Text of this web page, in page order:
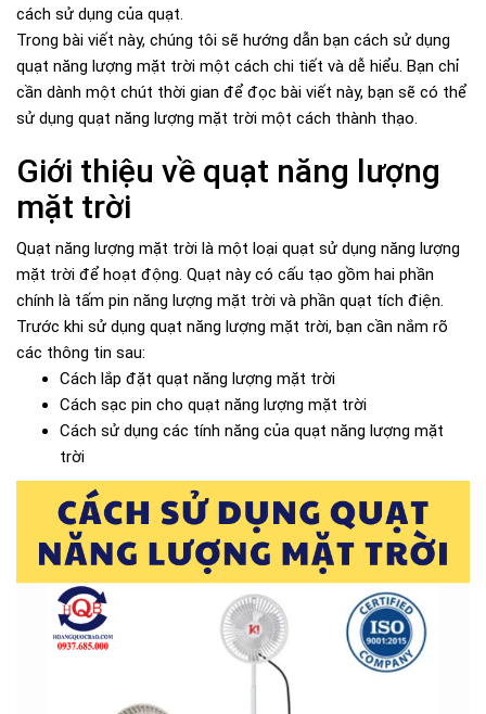
cách sử dụng của quạt.
Trong bài viết này, chúng tôi sẽ hướng dẫn bạn cách sử dụng
quạt năng lượng mặt trời một cách chi tiết và dễ hiểu. Bạn chỉ
cần dành một chút thời gian để đọc bài viết này, bạn sẽ có thể
sử dụng quạt năng lượng mặt trời một cách thành thạo.
Giới thiệu về quạt năng lượng
mặt trời
Quạt năng lượng mặt trời là một loại quạt sử dụng năng lượng
mặt trời để hoạt động. Quạt này có cấu tạo gồm hai phần
chính là tấm pin năng lượng mặt trời và phần quạt tích điện.
Trước khi sử dụng quạt năng lượng mặt trời, bạn cần nắm rõ
các thông tin sau:
Cách lắp đặt quạt năng lượng mặt trời
Cách sạc pin cho quạt năng lượng mặt trời
Cách sử dụng các tính năng của quạt năng lượng mặt
trời